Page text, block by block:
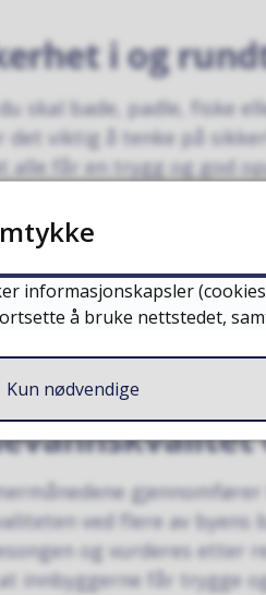
i og
du skal bade, padle, fiske
det viktig å tenke på
alle får en trygg og god
Badevettreglene
Vannvettreglene
ved flere av byens
og vurderes etter
innbyggerne får trygge
informasjonskapsler
å bruke nettstedet,
Kun nødvendige